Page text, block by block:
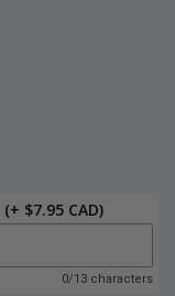
(+ $7.95 CAD)
0/13 characters